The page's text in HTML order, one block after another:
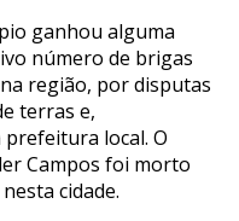
ganhou alguma
número de brigas
região, por disputas
terras e,
local. O
Campos foi morto
cidade.